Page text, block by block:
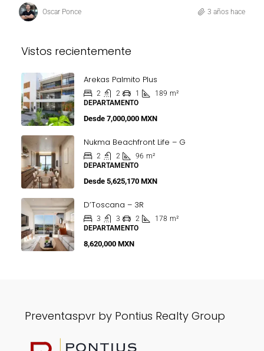
Oscar Ponce 3 años hace
Vistos recientemente
Arekas Palmito Plus
2 2 1 189 m²
DEPARTAMENTO
Desde 7,000,000 MXN
Nukma Beachfront Life – G
2 2 96 m²
DEPARTAMENTO
Desde 5,625,170 MXN
D’Toscana – 3R
3 3 2 178 m²
DEPARTAMENTO
8,620,000 MXN
Preventaspvr by Pontius Realty Group